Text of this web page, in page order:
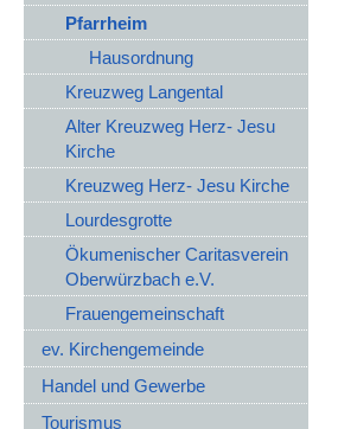
Pfarrheim
Hausordnung
Kreuzweg Langental
Alter Kreuzweg Herz- Jesu
Kirche
Kreuzweg Herz- Jesu Kirche
Lourdesgrotte
Ökumenischer Caritasverein
Oberwürzbach e.V.
Frauengemeinschaft
ev. Kirchengemeinde
Handel und Gewerbe
Tourismus